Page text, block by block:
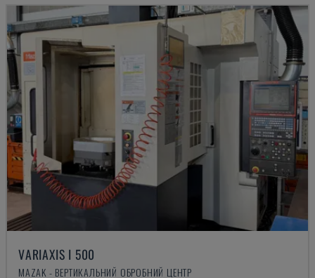
VARIAXIS I 500
MAZAK - ВЕРТИКАЛЬНИЙ ОБРОБНИЙ ЦЕНТР